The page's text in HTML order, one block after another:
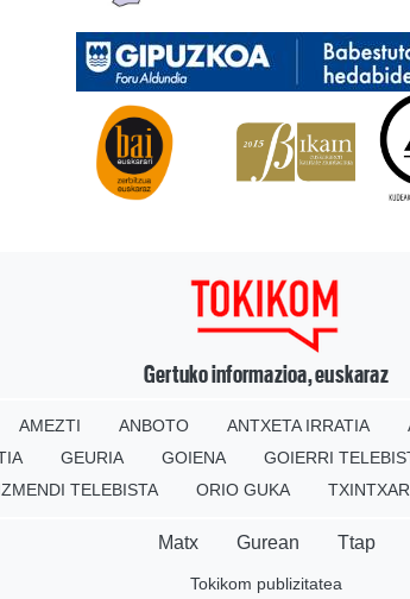
Gertuko informazioa, euskaraz
AMEZTI ANBOTO ANTXETA IRRATIA
GEURIA GOIENA GOIERRI
TELEBISTA ORIO GUKA
Matx Gurean Ttap
Tokikom publizitatea